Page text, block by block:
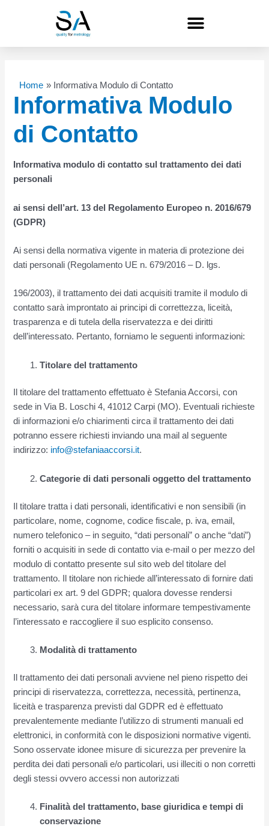
Home Informativa Modulo di Contatto
Informativa Modulo
di Contatto
Informativa modulo di contatto sul trattamento dei dati
personali
ai sensi dell’art. 13 del Regolamento Europeo n. 2016/679
(GDPR)
Ai sensi della normativa vigente in materia di protezione dei
dati personali (Regolamento UE n. 679/2016 – D. lgs.
196/2003), il trattamento dei dati acquisiti tramite il modulo di
contatto sarà improntato ai principi di correttezza, liceità,
trasparenza e di tutela della riservatezza e dei diritti
dell’interessato. Pertanto, forniamo le seguenti informazioni:
Titolare del trattamento
Il titolare del trattamento effettuato è Stefania Accorsi, con
sede in Via B. Loschi 4, 41012 Carpi (MO). Eventuali richieste
di informazioni e/o chiarimenti circa il trattamento dei dati
potranno essere richiesti inviando una mail al seguente
indirizzo: info@stefaniaaccorsi.it.
Categorie di dati personali oggetto del trattamento
Il titolare tratta i dati personali, identificativi e non sensibili (in
particolare, nome, cognome, codice fiscale, p. iva, email,
numero telefonico – in seguito, “dati personali” o anche “dati”)
forniti o acquisiti in sede di contatto via e-mail o per mezzo del
modulo di contatto presente sul sito web del titolare del
trattamento. Il titolare non richiede all’interessato di fornire dati
particolari ex art. 9 del GDPR; qualora dovesse rendersi
necessario, sarà cura del titolare informare tempestivamente
l’interessato e raccogliere il suo esplicito consenso.
Modalità di trattamento
Il trattamento dei dati personali avviene nel pieno rispetto dei
principi di riservatezza, correttezza, necessità, pertinenza,
liceità e trasparenza previsti dal GDPR ed è effettuato
prevalentemente mediante l’utilizzo di strumenti manuali ed
elettronici, in conformità con le disposizioni normative vigenti.
Sono osservate idonee misure di sicurezza per prevenire la
perdita dei dati personali e/o particolari, usi illeciti o non corretti
degli stessi ovvero accessi non autorizzati
Finalità del trattamento, base giuridica e tempi di
conservazione